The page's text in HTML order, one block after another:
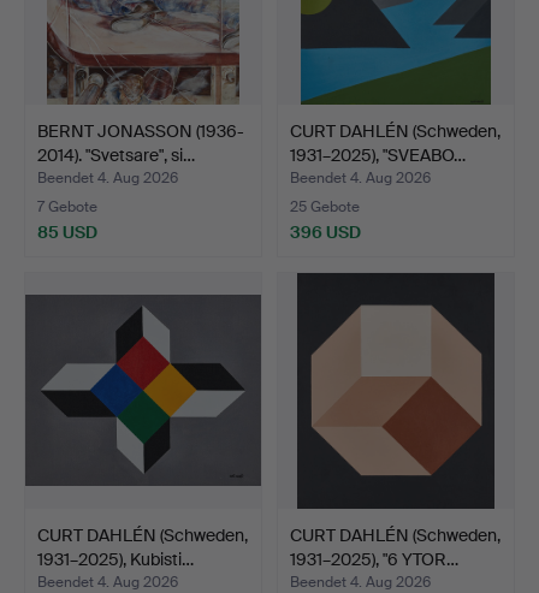
BERNT JONASSON (1936-
2014). "Svetsare", si…
Beendet 4. Aug 2026
7 Gebote
85 USD
CURT DAHLÉN (Schweden,
1931–2025), "SVEABO…
Beendet 4. Aug 2026
25 Gebote
396 USD
CURT DAHLÉN (Schweden,
1931–2025), Kubisti…
Beendet 4. Aug 2026
CURT DAHLÉN (Schweden,
1931–2025), "6 YTOR…
Beendet 4. Aug 2026